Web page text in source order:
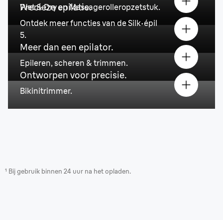
Wet & Dry en Massagerolleropzetstuk.
Precieze epilatie.
Ontdek meer functies van de Silk·épil
5.
Meer dan een epilator.
Epileren, scheren & trimmen.
Ontworpen voor precisie.
Bikinitrimmer.
¹ Bij gebruik binnen 24 uur na het opladen.